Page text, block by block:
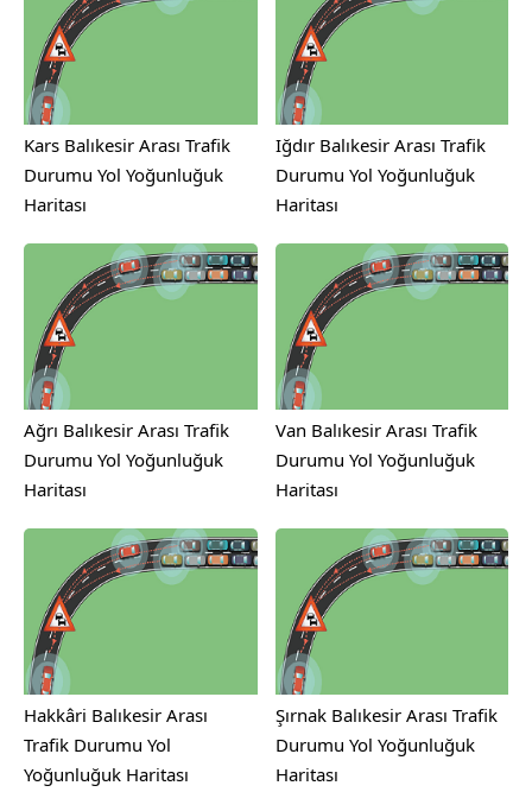
Kars Balıkesir Arası Trafik
Durumu Yol Yoğunluğuk
Haritası
Iğdır Balıkesir Arası Trafik
Durumu Yol Yoğunluğuk
Haritası
Ağrı Balıkesir Arası Trafik
Durumu Yol Yoğunluğuk
Haritası
Van Balıkesir Arası Trafik
Durumu Yol Yoğunluğuk
Haritası
Hakkâri Balıkesir Arası
Trafik Durumu Yol
Yoğunluğuk Haritası
Şırnak Balıkesir Arası Trafik
Durumu Yol Yoğunluğuk
Haritası